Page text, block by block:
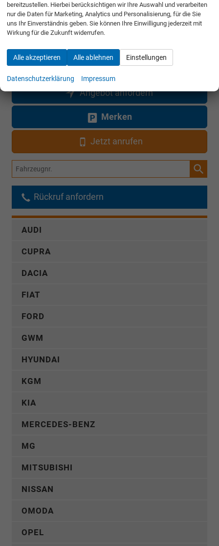
Gesamtpreis 26.390,– €
Bestellunterlagen anfordern
Angebot anfordern
Merken
Jetzt anrufen
Fahrzeugnr.
Rückruf anfordern
AUDI
CUPRA
DACIA
FIAT
FORD
GWM
HYUNDAI
KGM
KIA
MERCEDES-BENZ
MG
MITSUBISHI
NISSAN
OMODA
OPEL
bereitzustellen. Hierbei berücksichtigen wir Ihre Auswahl und verarbeiten
nur die Daten für Marketing, Analytics und Personalisierung, für die Sie
uns Ihr Einverständnis geben. Sie können Ihre Einwilligung jederzeit mit
Wirkung für die Zukunft widerrufen.
Alle akzeptieren Alle ablehnen Einstellungen
Datenschutzerklärung Impressum